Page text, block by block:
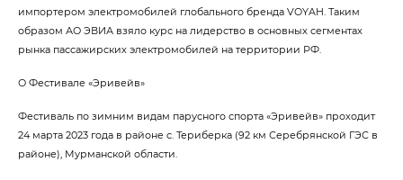
импортером электромобилей глобального бренда VOYAH. Таким
образом АО ЭВИА взяло курс на лидерство в основных сегментах
рынка пассажирских электромобилей на территории РФ.
О Фестивале «Эривейв»
Фестиваль по зимним видам парусного спорта «Эривейв» проходит
24 марта 2023 года в районе с. Териберка (92 км Серебрянской ГЭС в
районе), Мурманской области.